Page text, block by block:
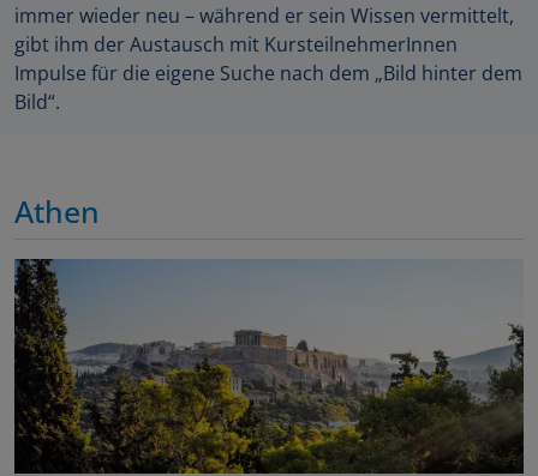
immer wieder neu – während er sein Wissen vermittelt,
gibt ihm der Austausch mit KursteilnehmerInnen
Impulse für die eigene Suche nach dem „Bild hinter dem
Bild“.
Athen